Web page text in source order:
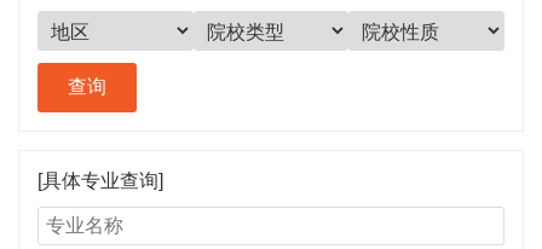
[具体专业查询]